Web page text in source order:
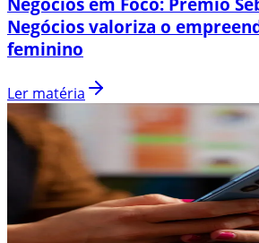
Negócios valoriza o
feminino
Ler matéria